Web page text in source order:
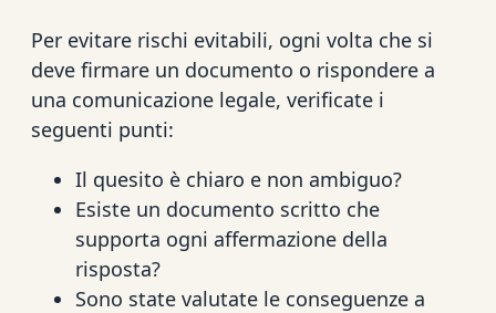
Per evitare rischi evitabili, ogni volta che si
deve firmare un documento o rispondere a
una comunicazione legale, verificate i
seguenti punti:
Il quesito è chiaro e non ambiguo?
Esiste un documento scritto che
supporta ogni affermazione della
risposta?
Sono state valutate le conseguenze a